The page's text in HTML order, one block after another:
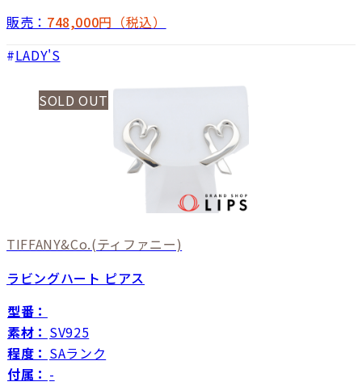
販売： 748,000円（税込）
LADY'S
SOLD OUT
TIFFANY&Co.(ティファニー)
ラビングハート ピアス
型番：
素材： SV925
程度： SAランク
付属： -